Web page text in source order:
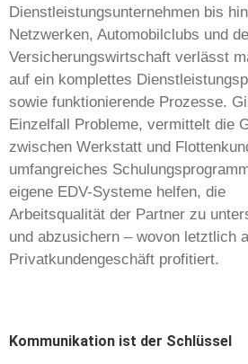
Dienstleistungsunternehmen bis
Netzwerken, Automobilclubs und
Versicherungswirtschaft verlässt
auf ein komplettes
sowie funktionierende Prozesse.
Einzelfall Probleme, vermittelt die
zwischen Werkstatt und
umfangreiches
eigene EDV-Systeme helfen, die
Arbeitsqualität der Partner zu
und abzusichern – wovon letztlich
Privatkundengeschäft profitiert.
Kommunikation ist der Schlüssel